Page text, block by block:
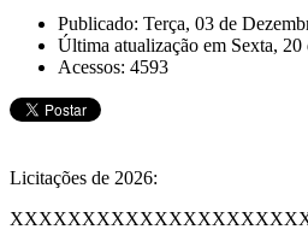
Publicado: Terça, 03 de
Última atualização em Sexta,
Acessos: 4593
Licitações de 2026: